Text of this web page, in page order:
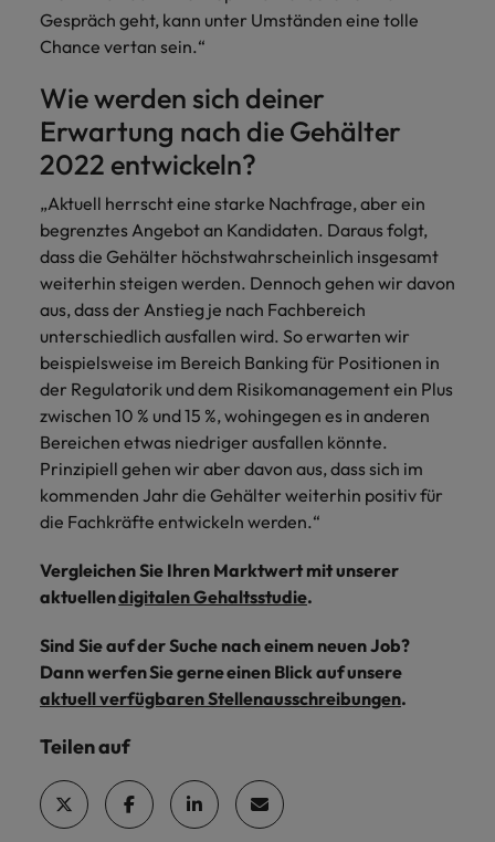
Gespräch geht, kann unter Umständen eine tolle
Chance vertan sein.“
Wie werden sich deiner
Erwartung nach die Gehälter
2022 entwickeln?
„Aktuell herrscht eine starke Nachfrage, aber ein
begrenztes Angebot an Kandidaten. Daraus folgt,
dass die Gehälter höchstwahrscheinlich insgesamt
weiterhin steigen werden. Dennoch gehen wir davon
aus, dass der Anstieg je nach Fachbereich
unterschiedlich ausfallen wird. So erwarten wir
beispielsweise im Bereich Banking für Positionen in
der Regulatorik und dem Risikomanagement ein Plus
zwischen 10 % und 15 %, wohingegen es in anderen
Bereichen etwas niedriger ausfallen könnte.
Prinzipiell gehen wir aber davon aus, dass sich im
kommenden Jahr die Gehälter weiterhin positiv für
die Fachkräfte entwickeln werden.“
Vergleichen Sie Ihren Marktwert mit unserer
aktuellendigitalen Gehaltsstudie.
Sind Sie auf der Suche nach einem neuen Job?
Dann werfen Sie gerne einen Blick auf unsere
aktuell verfügbaren Stellenausschreibungen.
Teilen auf